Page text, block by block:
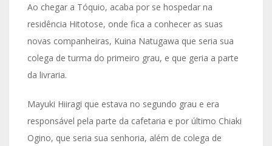
Ao chegar a Tóquio, acaba por se hospedar na
residência Hitotose, onde fica a conhecer as suas
novas companheiras, Kuina Natugawa que seria sua
colega de turma do primeiro grau, e que geria a parte
da livraria.
Mayuki Hiiragi que estava no segundo grau e era
responsável pela parte da cafetaria e por último Chiaki
Ogino, que seria sua senhoria, além de colega de